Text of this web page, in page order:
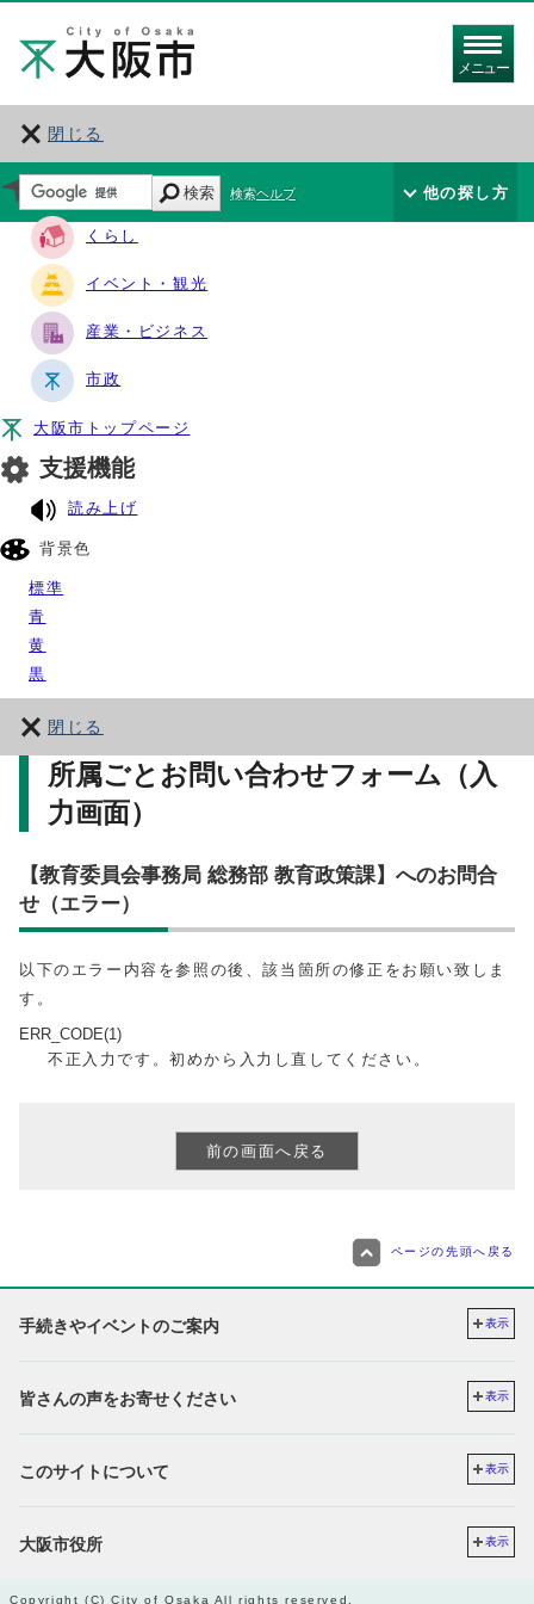
メニュー
閉じる
サイト・ナビ
くらし
イベント・観光
産業・ビジネス
市政
大阪市トップページ
支援機能
読み上げ
背景色
標準
青
黄
黒
閉じる
検索 検索ヘルプ 他の探し方
所属ごとお問い合わせフォーム（入
力画面）
【教育委員会事務局 総務部 教育政策課】へのお問合
せ（エラー）
以下のエラー内容を参照の後、該当箇所の修正をお願い致しま
す。
ERR_CODE(1)
不正入力です。初めから入力し直してください。
ページの先頭へ戻る
手続きやイベントのご案内 表示
皆さんの声をお寄せください 表示
このサイトについて 表示
大阪市役所 表示
Copyright (C) City of Osaka All rights reserved.